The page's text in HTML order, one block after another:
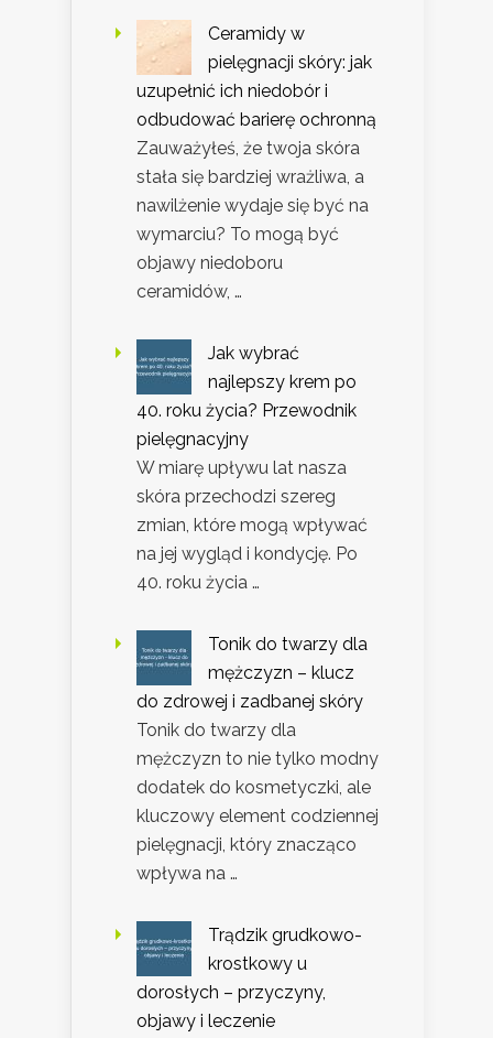
Ceramidy w
pielęgnacji skóry: jak
uzupełnić ich niedobór i
odbudować barierę ochronną
Zauważyłeś, że twoja skóra
stała się bardziej wrażliwa, a
nawilżenie wydaje się być na
wymarciu? To mogą być
objawy niedoboru
ceramidów, …
Jak wybrać
najlepszy krem po
40. roku życia? Przewodnik
pielęgnacyjny
W miarę upływu lat nasza
skóra przechodzi szereg
zmian, które mogą wpływać
na jej wygląd i kondycję. Po
40. roku życia …
Tonik do twarzy dla
mężczyzn – klucz
do zdrowej i zadbanej skóry
Tonik do twarzy dla
mężczyzn to nie tylko modny
dodatek do kosmetyczki, ale
kluczowy element codziennej
pielęgnacji, który znacząco
wpływa na …
Trądzik grudkowo-
krostkowy u
dorosłych – przyczyny,
objawy i leczenie